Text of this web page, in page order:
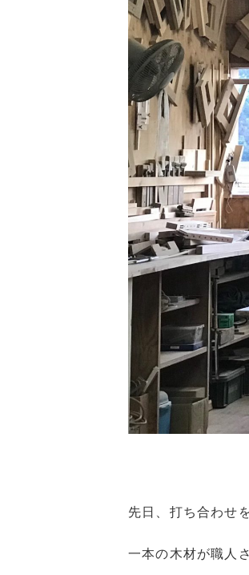
先日、打ち合わせ
一本の木材が職人